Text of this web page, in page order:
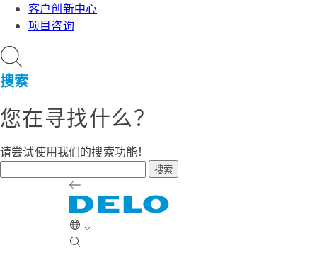
客户创新中心
项目咨询
搜索
您在寻找什么？
请尝试使用我们的搜索功能！
搜索